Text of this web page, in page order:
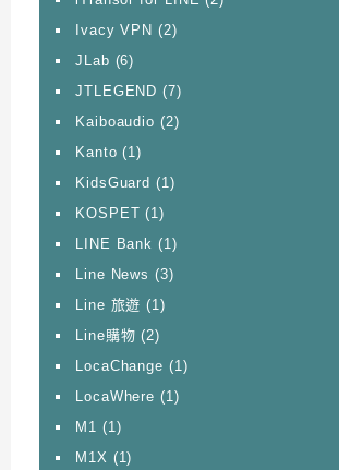
Ivacy VPN (2)
JLab (6)
JTLEGEND (7)
Kaiboaudio (2)
Kanto (1)
KidsGuard (1)
KOSPET (1)
LINE Bank (1)
Line News (3)
Line 旅遊 (1)
Line購物 (2)
LocaChange (1)
LocaWhere (1)
M1 (1)
M1X (1)